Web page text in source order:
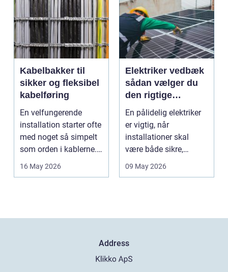
Kabelbakker til
sikker og fleksibel
kabelføring
En velfungerende
installation starter ofte
med noget så simpelt
som orden i kablerne.
Når strøm-, da...
16 May 2026
Elektriker vedbæk
sådan vælger du
den rigtige
fagmand
En pålidelig elektriker
er vigtig, når
installationer skal
være både sikre,
lovlige og holdbare. I
09 May 2026
Address